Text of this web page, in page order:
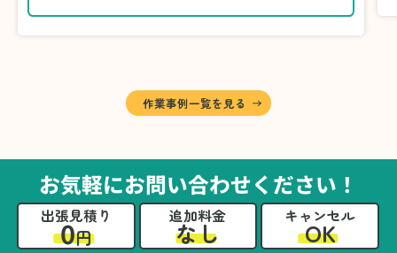
に仕分けしました。
A様から「手際よく進めてくれて助かりまし
るのは難しかったと思います」との温かいお言
葉をいただきました。遺品整理という心の負担
が大きい作業において、少しでもA様の力にな
れたことをスタッフ一同嬉しく思います。
作業事例一覧を見る
お気軽にお問い合わせください！
出張見積り
0円
追加料金
なし
キャンセル
OK